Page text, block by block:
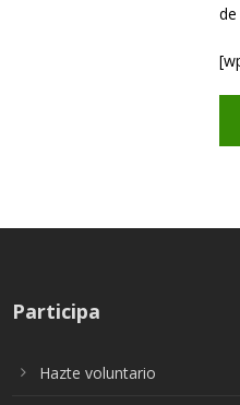
Participa
Hazte voluntario